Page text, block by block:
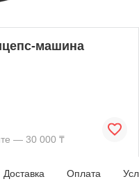
машина
— 30 000 ₸
Доставка Оплата